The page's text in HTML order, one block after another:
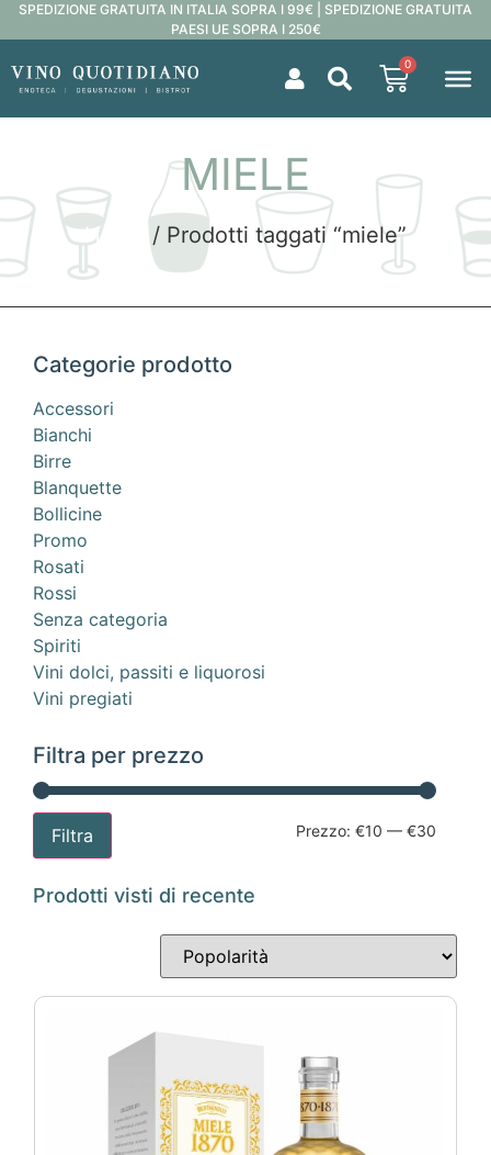
SPEDIZIONE GRATUITA IN ITALIA SOPRA I 99€ | SPEDIZIONE GRATUITA
PAESI UE SOPRA I 250€
0
MIELE
Home / Prodotti taggati “miele”
Categorie prodotto
Accessori
Bianchi
Birre
Blanquette
Bollicine
Promo
Rosati
Rossi
Senza categoria
Spiriti
Vini dolci, passiti e liquorosi
Vini pregiati
Filtra per prezzo
Filtra Prezzo: €10 — €30
Prodotti visti di recente